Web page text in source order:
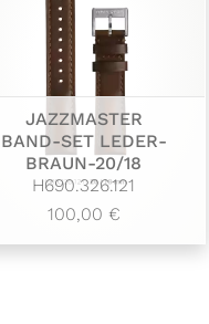
JAZZMASTER
BAND-SET LEDER-
BRAUN-20/18
H690.326.121
100,00 €